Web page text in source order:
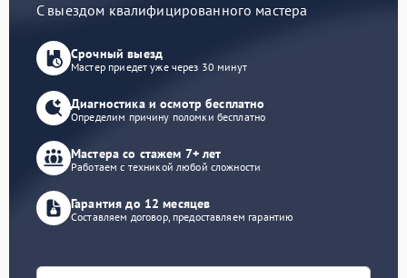
С выездом квалифицированного мастера
Срочный выезд
Мастер приедет уже через 30 минут
Диагностика и осмотр бесплатно
Определим причину поломки бесплатно
Мастера со стажем 7+ лет
Работаем с техникой любой сложности
Гарантия до 12 месяцев
Составляем договор, предоставляем гарантию